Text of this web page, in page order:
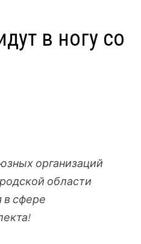
в ногу со
организаций
области
в сфере